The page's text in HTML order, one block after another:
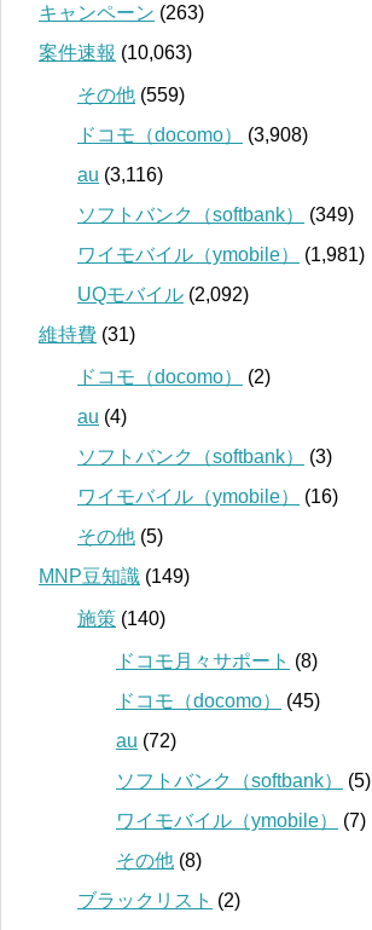
キャンペーン (263)
案件速報 (10,063)
その他 (559)
ドコモ（docomo）
(3,908)
au (3,116)
ソフトバンク（softbank）
(349)
ワイモバイル（ymobile）
(1,981)
UQモバイル (2,092)
維持費 (31)
ドコモ（docomo）
(2)
au (4)
ソフトバンク（softbank）
(3)
ワイモバイル（ymobile）
(16)
その他 (5)
MNP豆知識 (149)
施策 (140)
ドコモ月々サポート (8)
ドコモ（docomo）
(45)
au (72)
ソフトバンク（softbank）
(5)
ワイモバイル（ymobile）
(7)
その他 (8)
ブラックリスト (2)